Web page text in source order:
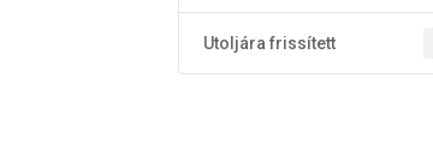
Utoljára frissített